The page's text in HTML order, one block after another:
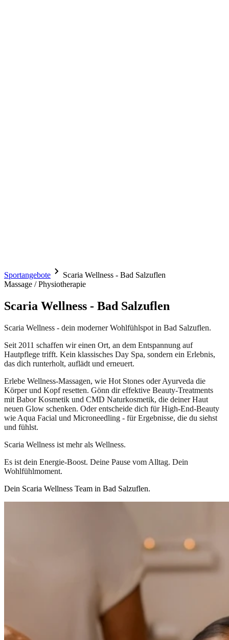
Sportangebote
Scaria Wellness - Bad Salzuflen
Massage / Physiotherapie
Scaria Wellness - Bad Salzuflen
Scaria Wellness - dein moderner Wohlfühlspot in Bad Salzuflen.
Seit 2011 schaffen wir einen Ort, an dem Entspannung auf
Hautpflege trifft. Kein klassisches Day Spa, sondern ein Erlebnis,
das dich runterholt, auflädt und erneuert.
Erlebe Wellness-Massagen, wie Hot Stones oder Ayurveda die
Körper und Kopf resetten. Gönn dir effektive Beauty-Treatments
mit Babor Kosmetik und CMD Naturkosmetik, die deiner Haut
neuen Glow schenken. Oder entscheide dich für High-End-Beauty
wie Aqua Facial und Microneedling - für Ergebnisse, die du siehst
und fühlst.
Scaria Wellness ist mehr als Wellness.
Es ist dein Energie-Boost. Deine Pause vom Alltag. Dein
Wohlfühlmoment.
Dein Scaria Wellness Team in Bad Salzuflen.